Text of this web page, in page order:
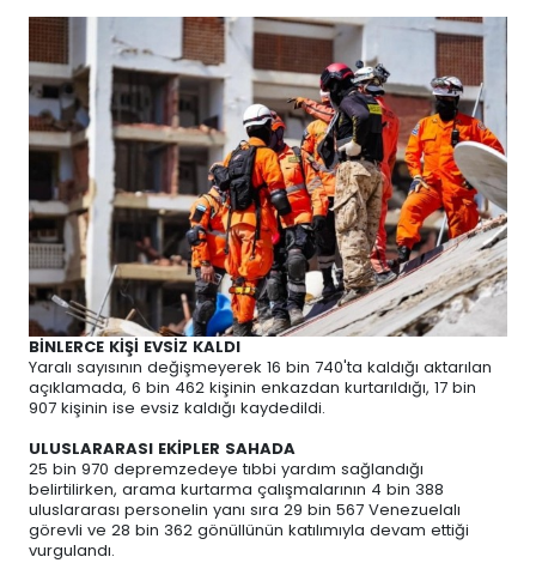
BİNLERCE KİŞİ EVSİZ KALDI
Yaralı sayısının değişmeyerek 16 bin 740'ta kaldığı aktarılan
açıklamada, 6 bin 462 kişinin enkazdan kurtarıldığı, 17 bin
907 kişinin ise evsiz kaldığı kaydedildi.
ULUSLARARASI EKİPLER SAHADA
25 bin 970 depremzedeye tıbbi yardım sağlandığı
belirtilirken, arama kurtarma çalışmalarının 4 bin 388
uluslararası personelin yanı sıra 29 bin 567 Venezuelalı
görevli ve 28 bin 362 gönüllünün katılımıyla devam ettiği
vurgulandı.